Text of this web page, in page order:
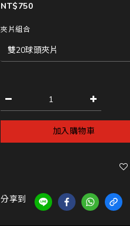
NT$750
夾片組合
加入購物車
分享到